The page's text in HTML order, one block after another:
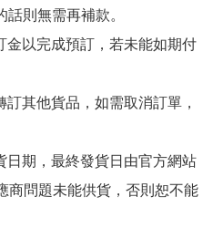
則無需再補款。
金以完成預訂，若未能如期付
其他貨品，如需取消訂單，
日期，最終發貨日由官方網站
商問題未能供貨，否則恕不能